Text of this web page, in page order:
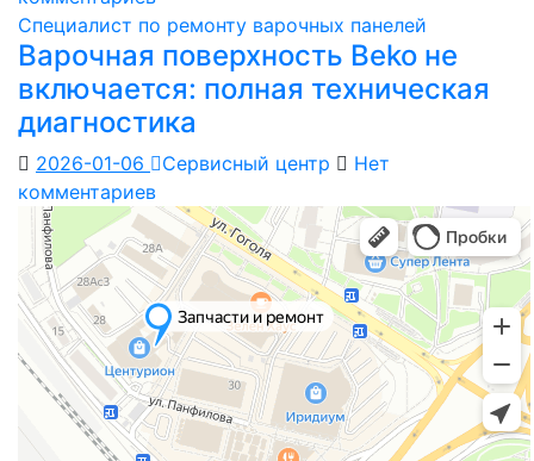
Специалист по ремонту варочных панелей
Варочная поверхность Beko не
включается: полная техническая
диагностика
2026-01-06 Сервисный центр
Нет
комментариев